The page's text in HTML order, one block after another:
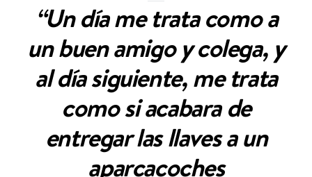
“Un día me trata como a
un buen amigo y colega, y
al día siguiente, me trata
como si acabara de
entregar las llaves a un
aparcacoches